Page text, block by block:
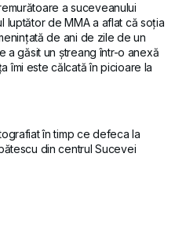
a suceveanului
luptător de MMA a aflat că soția
de ani de zile de un
a găsit un ștreang într-o anexă
îmi este călcată în picioare la
în timp ce defeca la
din centrul Sucevei